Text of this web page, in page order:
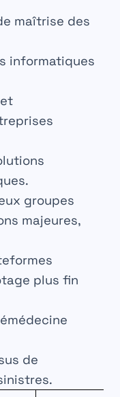
maîtrise des
informatiques
groupes
majeures,
plus fin
de